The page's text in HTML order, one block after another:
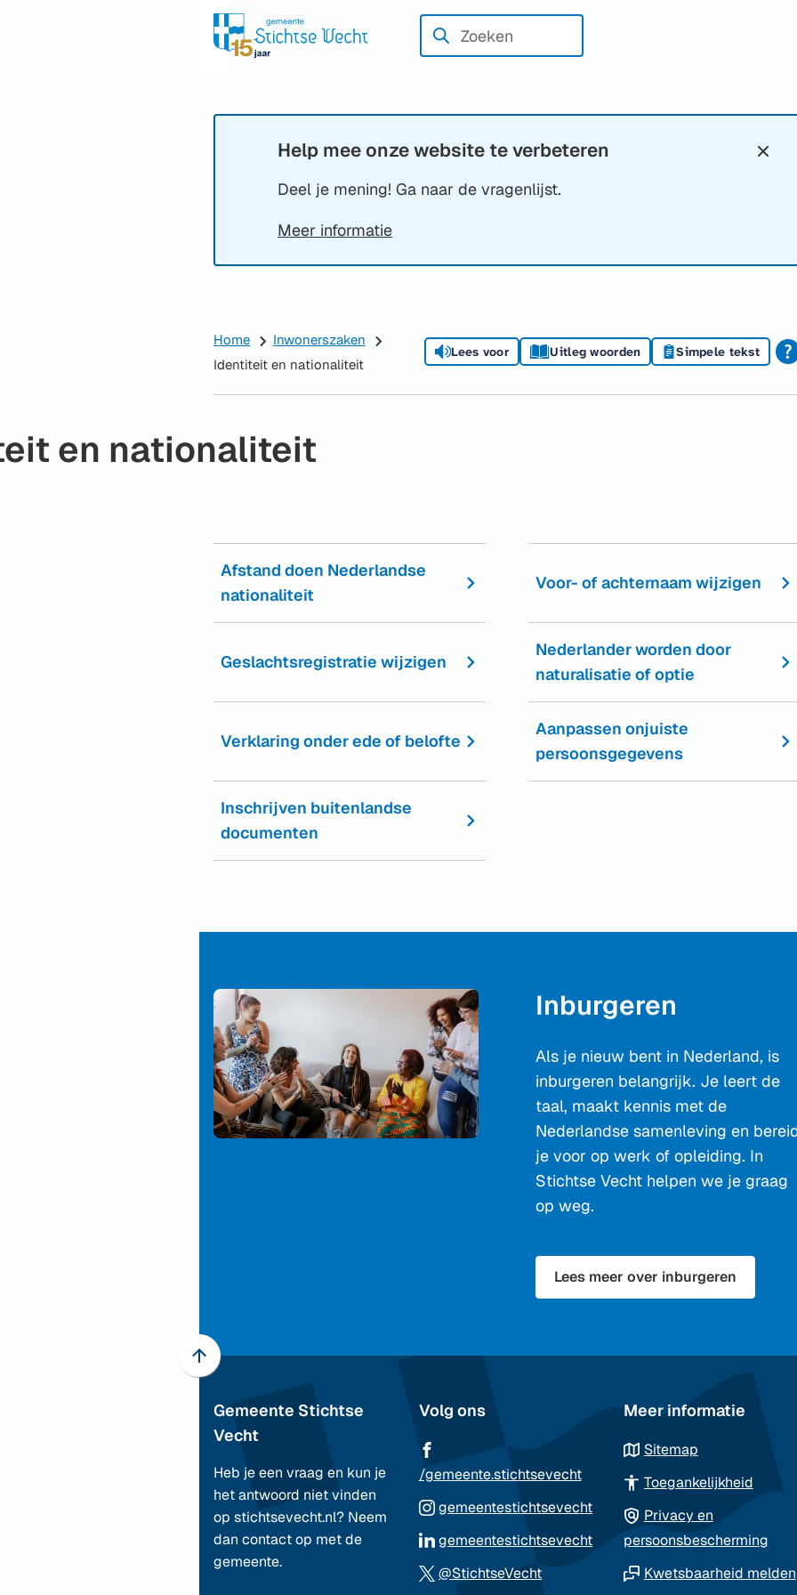
Zoeken
Wanneer
zijn
kun
hierdoor
pijl
omlaag
te
gebruiken.
een
waarde
selecteren.
Informatie:
Help mee onze website te verbeteren
Deel je mening! Ga naar de vragenlijst.
Meer informatie
Home
Inwonerszaken
Identiteit en nationaliteit
Lees voor Uitleg woorden Simpele tekst
en nationaliteit
Afstand doen Nederlandse
nationaliteit
Voor- of achternaam wijzigen
Geslachtsregistratie wijzigen
Nederlander worden door
naturalisatie of optie
Verklaring onder ede of belofte
Aanpassen onjuiste
persoonsgegevens
Inschrijven buitenlandse
documenten
Inburgeren
Als je nieuw bent in Nederland, is
inburgeren belangrijk. Je leert de
taal, maakt kennis met de
Nederlandse samenleving en
je voor op werk of opleiding. In
Stichtse Vecht helpen we je graag
op weg.
Lees meer over inburgeren
Scroll
boven
naar
begin
van
de
paginainhoud
Gemeente Stichtse
Vecht
Heb je een vraag en kun je
het antwoord niet vinden
op stichtsevecht.nl? Neem
dan contact op met de
gemeente.
Volg ons
/gemeente.stichtsevecht(Verwijst
naar
externe
website)
gemeentestichtsevecht(Verwijst
externe
gemeentestichtsevecht(Verwijst
@StichtseVecht(Verwijst
Meer informatie
Sitemap
Toegankelijkheid
Privacy en
persoonsbescherming
Kwetsbaarheid melden